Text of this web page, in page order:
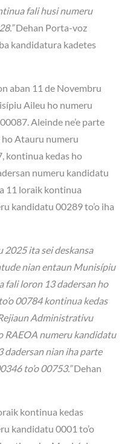
fali husi numeru
Dehan Porta-voz
kandidatura kadetes
aban 11 de Novembru
Aileu ho numeru
Aleinde ne’e parte
Atauru numeru
kontinua kedas ho
numeru kandidatu
11 loraik kontinua
kandidatu 00289 to’o iha
2025 ita sei deskansa
nian entaun Munisípiu
fali loron 13 dadersan ho
00784 kontinua kedas
Administrativu
RAEOA numeru kandidatu
dadersan nian iha parte
to’o 00753.”Dehan
kontinua kedas
kandidatu 0001 to’o